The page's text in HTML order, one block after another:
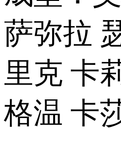
萨弥拉
里克 卡
格温 卡